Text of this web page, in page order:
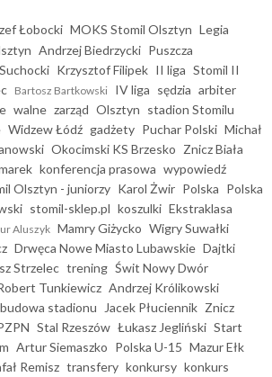
Łobocki MOKS Stomil Olsztyn Legia
Andrzej Biedrzycki Puszcza
Krzysztof Filipek II liga Stomil II
Bartosz Bartkowski IV liga sędzia arbiter
walne zarząd Olsztyn stadion Stomilu
Widzew Łódź gadżety Puchar Polski Michał
Okocimski KS Brzesko Znicz Biała
konferencja prasowa wypowiedź
Olsztyn - juniorzy Karol Żwir Polska Polska
stomil-sklep.pl koszulki Ekstraklasa
Aluszyk Mamry Giżycko Wigry Suwałki
Drwęca Nowe Miasto Lubawskie Dajtki
Strzelec trening Świt Nowy Dwór
Tunkiewicz Andrzej Królikowski
budowa stadionu Jacek Płuciennik Znicz
Stal Rzeszów Łukasz Jegliński Start
Artur Siemaszko Polska U-15 Mazur Ełk
Remisz transfery konkursy konkurs